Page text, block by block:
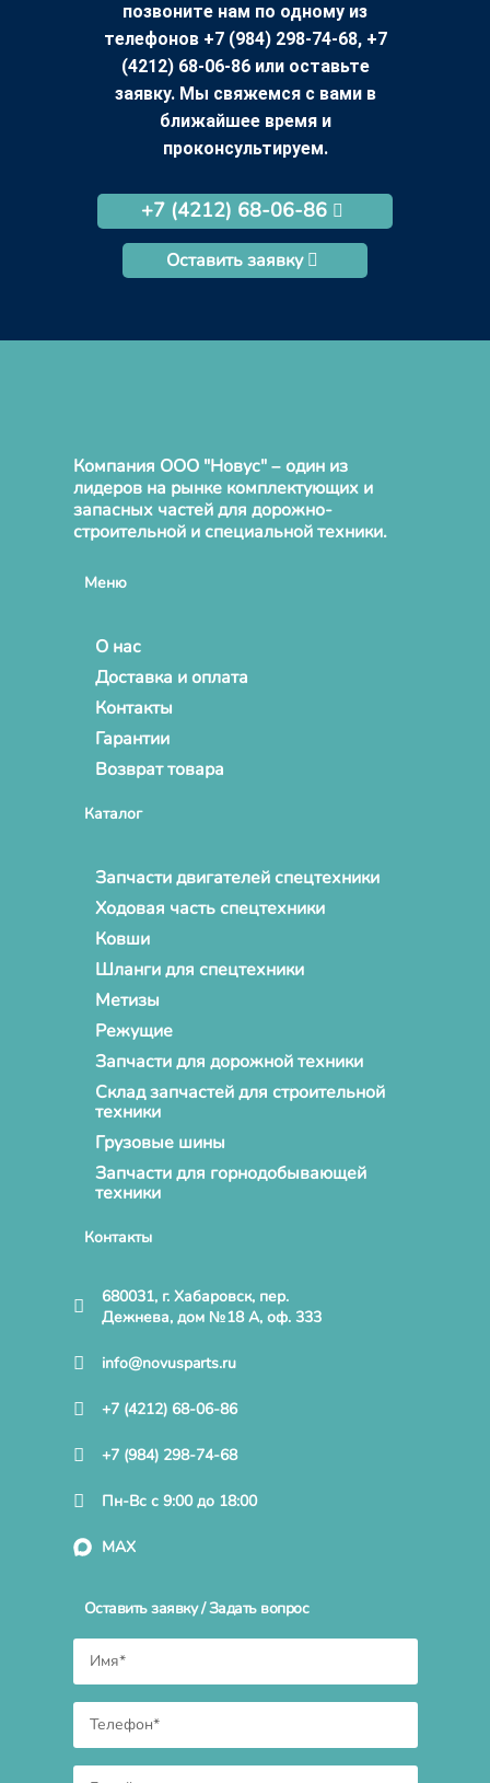
позвоните нам по одному из
телефонов +7 (984) 298-74-68, +7
(4212) 68-06-86 или оставьте
заявку. Мы свяжемся с вами в
ближайшее время и
проконсультируем.
+7 (4212) 68-06-86
Оставить заявку
Компания ООО "Новус" – один из
лидеров на рынке комплектующих и
запасных частей для дорожно-
строительной и специальной техники.
Меню
О нас
Доставка и оплата
Контакты
Гарантии
Возврат товара
Каталог
Запчасти двигателей спецтехники
Ходовая часть спецтехники
Ковши
Шланги для спецтехники
Метизы
Режущие
Запчасти для дорожной техники
Склад запчастей для строительной
техники
Грузовые шины
Запчасти для горнодобывающей
техники
Контакты
680031, г. Хабаровск, пер.
Дежнева, дом №18 А, оф. 333
info@novusparts.ru
+7 (4212) 68-06-86
+7 (984) 298-74-68
Пн-Вс с 9:00 до 18:00
MAX
Оставить заявку / Задать вопрос